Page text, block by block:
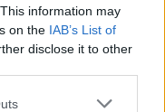
information may
on the IAB’s List of
disclose it to other